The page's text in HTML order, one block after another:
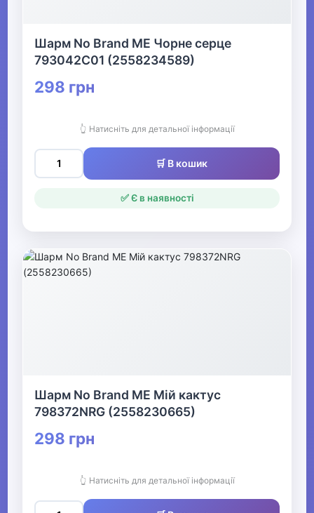
Шарм No Brand ME Чорне серце
793042C01 (2558234589)
298 грн
👆 Натисніть для детальної інформації
🛒 В кошик
✅ Є в наявності
Шарм No Brand ME Мій кактус
798372NRG (2558230665)
298 грн
👆 Натисніть для детальної інформації